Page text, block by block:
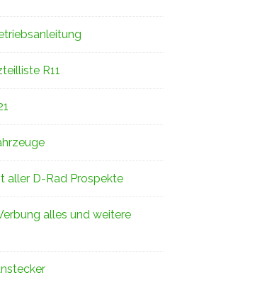
R11
aller D-Rad Prospekte
alles und weitere